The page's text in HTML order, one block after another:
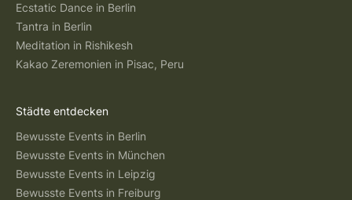
Ecstatic Dance in Berlin
Tantra in Berlin
Meditation in Rishikesh
Kakao Zeremonien in Pisac, Peru
Städte entdecken
Bewusste Events in Berlin
Bewusste Events in München
Bewusste Events in Leipzig
Bewusste Events in Freiburg